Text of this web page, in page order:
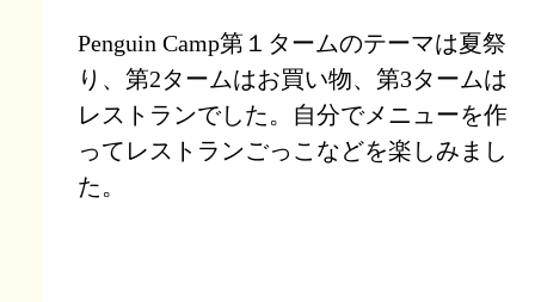
Penguin Camp第１タームのテーマは夏祭
り、第2タームはお買い物、第3タームは
レストランでした。自分でメニューを作
ってレストランごっこなどを楽しみまし
た。